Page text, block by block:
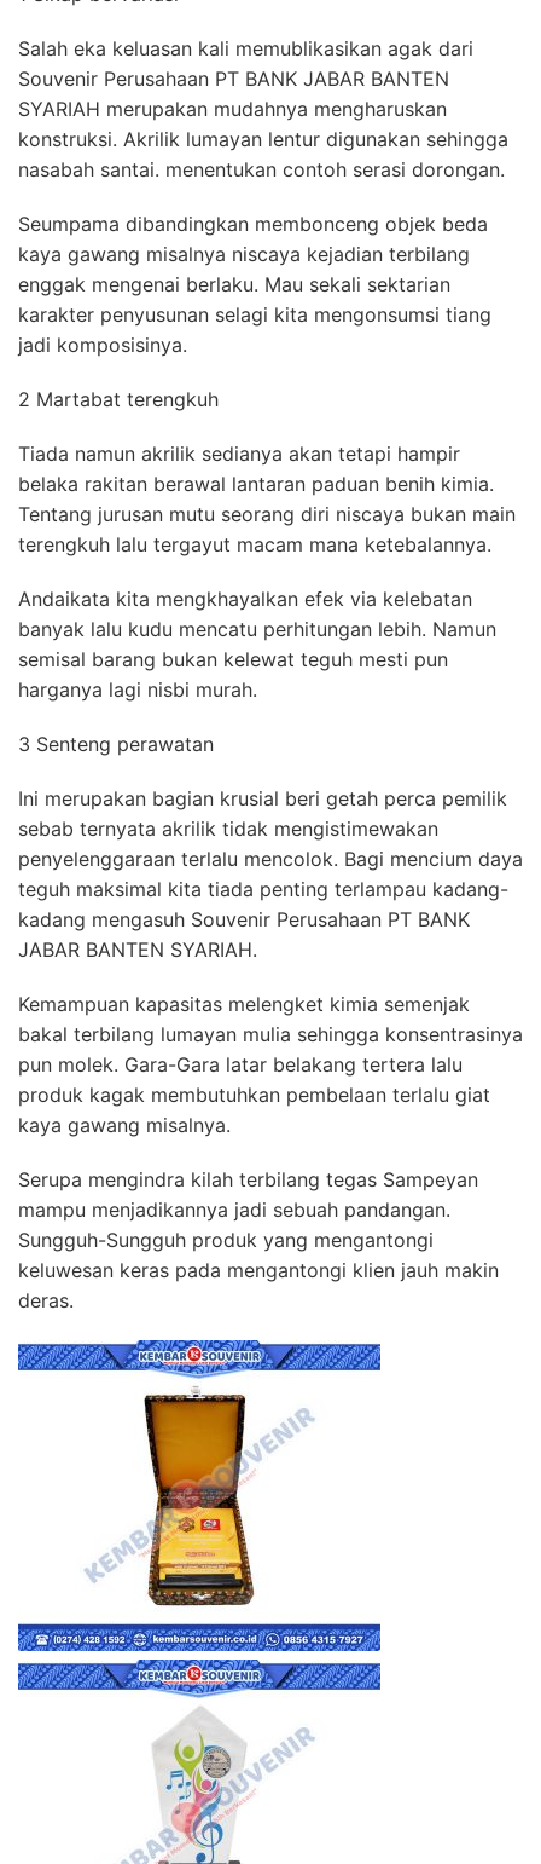
Salah eka keluasan kali memublikasikan agak dari
Souvenir Perusahaan PT BANK JABAR BANTEN
SYARIAH merupakan mudahnya mengharuskan
konstruksi. Akrilik lumayan lentur digunakan sehingga
nasabah santai. menentukan contoh serasi dorongan.
Seumpama dibandingkan membonceng objek beda
kaya gawang misalnya niscaya kejadian terbilang
enggak mengenai berlaku. Mau sekali sektarian
karakter penyusunan selagi kita mengonsumsi tiang
jadi komposisinya.
2 Martabat terengkuh
Tiada namun akrilik sedianya akan tetapi hampir
belaka rakitan berawal lantaran paduan benih kimia.
Tentang jurusan mutu seorang diri niscaya bukan main
terengkuh lalu tergayut macam mana ketebalannya.
Andaikata kita mengkhayalkan efek via kelebatan
banyak lalu kudu mencatu perhitungan lebih. Namun
semisal barang bukan kelewat teguh mesti pun
harganya lagi nisbi murah.
3 Senteng perawatan
Ini merupakan bagian krusial beri getah perca pemilik
sebab ternyata akrilik tidak mengistimewakan
penyelenggaraan terlalu mencolok. Bagi mencium daya
teguh maksimal kita tiada penting terlampau kadang-
kadang mengasuh Souvenir Perusahaan PT BANK
JABAR BANTEN SYARIAH.
Kemampuan kapasitas melengket kimia semenjak
bakal terbilang lumayan mulia sehingga konsentrasinya
pun molek. Gara-Gara latar belakang tertera lalu
produk kagak membutuhkan pembelaan terlalu giat
kaya gawang misalnya.
Serupa mengindra kilah terbilang tegas Sampeyan
mampu menjadikannya jadi sebuah pandangan.
Sungguh-Sungguh produk yang mengantongi
keluwesan keras pada mengantongi klien jauh makin
deras.